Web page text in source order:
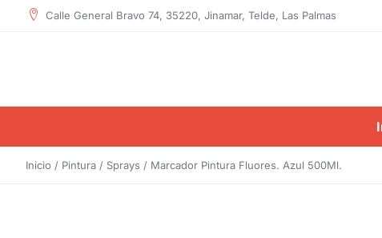
contenidoCalle General Bravo 74, 35220, Jinamar, Telde, Las Palmas
Inicio / Pintura / Sprays / Marcador Pintura Fluores. Azul 500Ml.